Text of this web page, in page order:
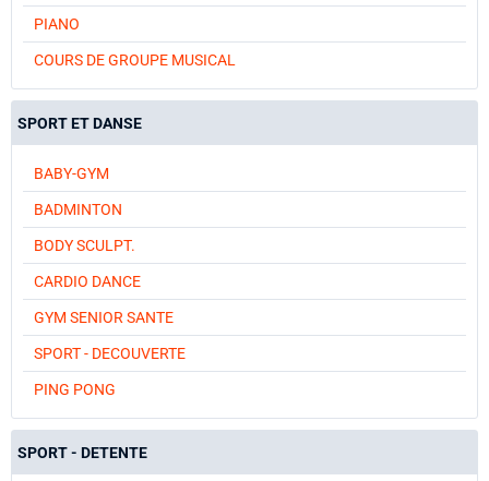
PIANO
COURS DE GROUPE MUSICAL
SPORT ET DANSE
BABY-GYM
BADMINTON
BODY SCULPT.
CARDIO DANCE
GYM SENIOR SANTE
SPORT - DECOUVERTE
PING PONG
SPORT - DETENTE